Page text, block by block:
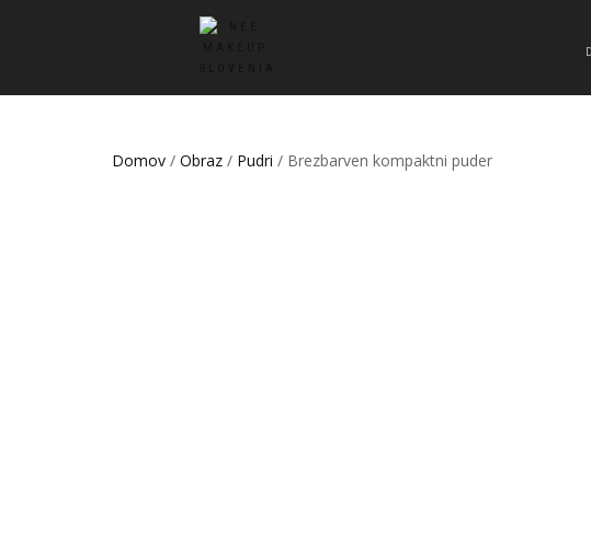
Domov / Obraz / Pudri / Brezbarven kompaktni puder